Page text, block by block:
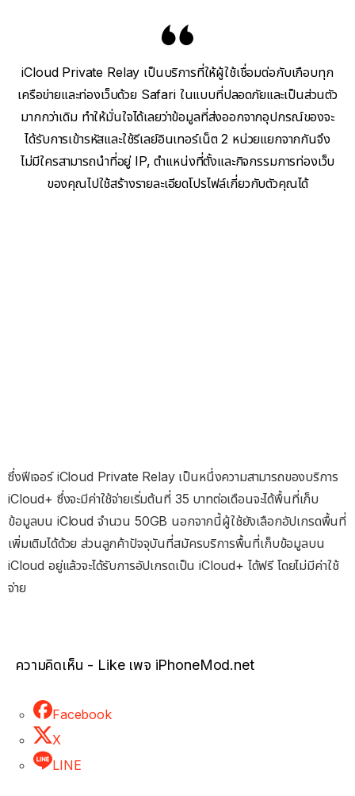
iCloud Private Relay เป็นบริการที่ให้ผู้ใช้เชื่อมต่อกับเกือบทุก
เครือข่ายและท่องเว็บด้วย Safari ในแบบที่ปลอดภัยและเป็นส่วนตัว
มากกว่าเดิม ทำให้มั่นใจได้เลยว่าข้อมูลที่ส่งออกจากอุปกรณ์ของจะ
ได้รับการเข้ารหัสและใช้รีเลย์อินเทอร์เน็ต 2 หน่วยแยกจากกันจึง
ไม่มีใครสามารถนำที่อยู่ IP, ตำแหน่งที่ตั้งและกิจกรรมการท่องเว็บ
ของคุณไปใช้สร้างรายละเอียดโปรไฟล์เกี่ยวกับตัวคุณได้
ซึ่งฟีเจอร์ iCloud Private Relay เป็นหนึ่งความสามารถของบริการ
iCloud+ ซึ่งจะมีค่าใช้จ่ายเริ่มต้นที่ 35 บาทต่อเดือนจะได้พื้นที่เก็บ
ข้อมูลบน iCloud จำนวน 50GB นอกจากนี้ผู้ใช้ยังเลือกอัปเกรดพื้นที่
เพิ่มเติมได้ด้วย ส่วนลูกค้าปัจจุบันที่สมัครบริการพื้นที่เก็บข้อมูลบน
iCloud อยู่แล้วจะได้รับการอัปเกรดเป็น iCloud+ ได้ฟรี โดยไม่มีค่าใช้
จ่าย
ความคิดเห็น - Like เพจ iPhoneMod.net
Facebook
X
LINE